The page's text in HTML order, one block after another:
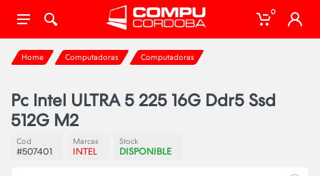
0
Home Computadoras Computadoras
Pc Intel ULTRA 5 225 16G Ddr5 Ssd
512G M2
Cod
#507401
Marcas
INTEL
Stock
DISPONIBLE